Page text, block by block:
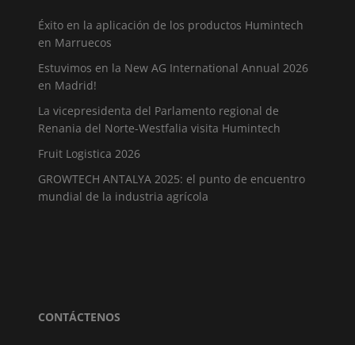
Éxito en la aplicación de los productos Humintech
en Marruecos
Estuvimos en la New AG International Annual 2026
en Madrid!
La vicepresidenta del Parlamento regional de
Renania del Norte-Westfalia visita Humintech
Fruit Logistica 2026
GROWTECH ANTALYA 2025: el punto de encuentro
mundial de la industria agrícola
CONTÁCTENOS